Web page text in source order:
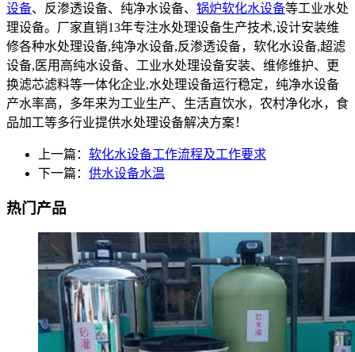
设备、反渗透设备、纯净水设备、 锅炉软化水设备等工业水处
理设备。厂家直销13年专注水处理设备生产技术,设计安装维
修各种水处理设备,纯净水设备,反渗透设备，软化水设备,超滤
设备,医用高纯水设备、工业水处理设备安装、维修维护、更
换滤芯滤料等一体化企业,水处理设备运行稳定，纯净水设备
产水率高，多年来为工业生产、生活直饮水，农村净化水，食
品加工等多行业提供水处理设备解决方案！
上一篇： 软化水设备工作流程及工作要求
下一篇： 供水设备水温
热门产品